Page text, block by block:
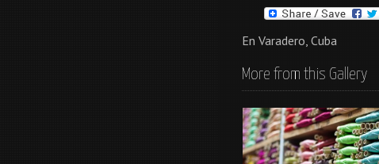
En Varadero, Cuba
More from this Gallery